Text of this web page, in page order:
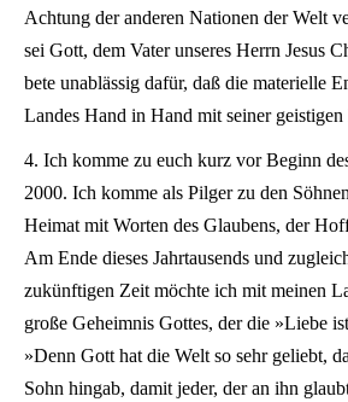
Achtung der anderen Nationen der Welt
sei Gott, dem Vater unseres Herrn Jesus
bete unablässig dafür, daß die materielle
Landes Hand in Hand mit seiner
4. Ich komme zu euch kurz vor Beginn
2000. Ich komme als Pilger zu den
Heimat mit Worten des Glaubens, der
Am Ende dieses Jahrtausends und
zukünftigen Zeit möchte ich mit meinen
große Geheimnis Gottes, der die »Liebe
»Denn Gott hat die Welt so sehr geliebt,
Sohn hingab, damit jeder, der an ihn